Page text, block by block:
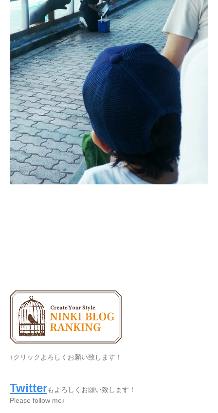
↑クリックよろしくお願い致します！
Twitterもよろしくお願い致します！
Please follow me♩